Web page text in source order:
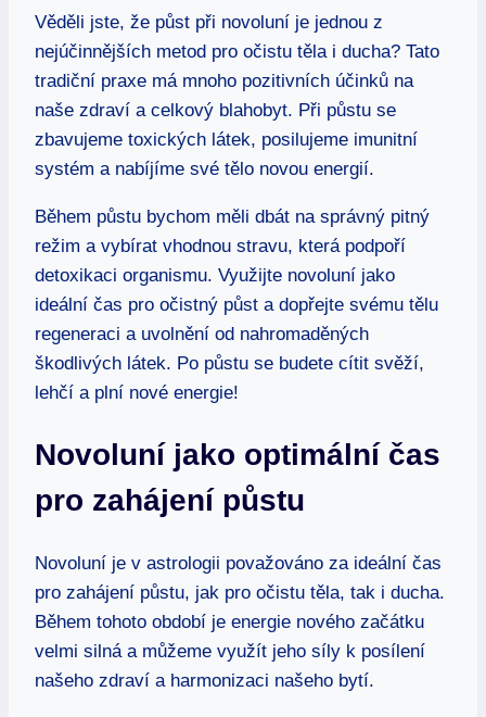
Věděli jste, že půst při novoluní je jednou z
nejúčinnějších metod pro očistu těla i ducha? Tato
tradiční praxe má mnoho pozitivních účinků na
naše zdraví a celkový blahobyt. Při půstu se
zbavujeme toxických látek, posilujeme imunitní
systém a nabíjíme své tělo novou energií.
Během půstu bychom měli dbát na správný pitný
režim a vybírat vhodnou stravu, která podpoří
detoxikaci organismu. Využijte novoluní jako
ideální čas pro očistný půst a dopřejte svému tělu
regeneraci a uvolnění od nahromaděných
škodlivých látek. Po půstu se budete cítit svěží,
lehčí a plní nové energie!
Novoluní jako optimální čas
pro zahájení půstu
Novoluní je v astrologii považováno za ideální čas
pro zahájení půstu, jak pro očistu těla, tak i ducha.
Během tohoto období je energie nového začátku
velmi silná a můžeme využít jeho síly k posílení
našeho zdraví a harmonizaci našeho bytí.